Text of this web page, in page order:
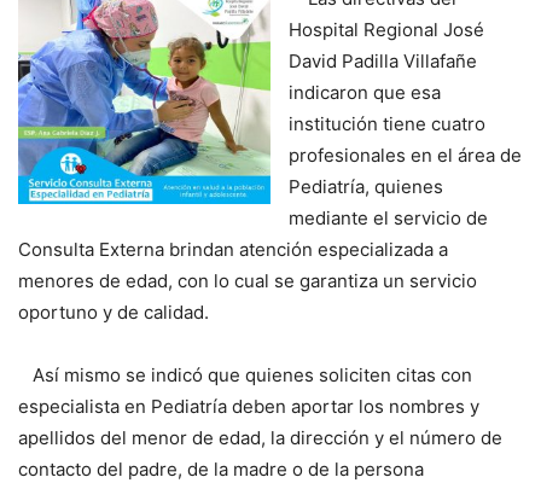
Hospital Regional José
David Padilla Villafañe
indicaron que esa
institución tiene cuatro
profesionales en el área de
Pediatría, quienes
mediante el servicio de
Consulta Externa brindan atención especializada a
menores de edad, con lo cual se garantiza un servicio
oportuno y de calidad.
Así mismo se indicó que quienes soliciten citas con
especialista en Pediatría deben aportar los nombres y
apellidos del menor de edad, la dirección y el número de
contacto del padre, de la madre o de la persona